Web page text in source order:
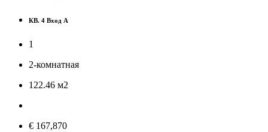
КВ. 4 Вход A
1
2-комнатная
122.46 м2
€ 167,870